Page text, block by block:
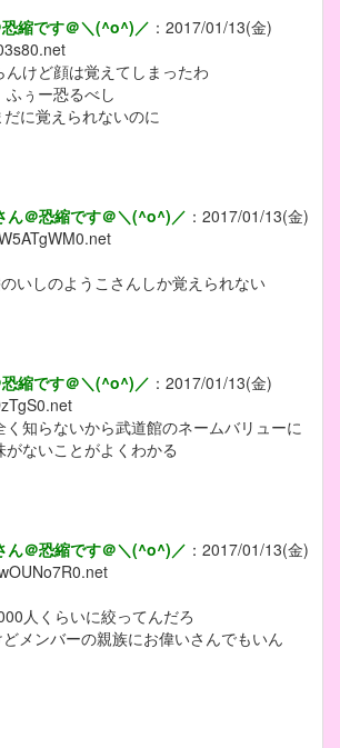
縮です＠＼(^o^)／ ： 2017/01/13(金)
けど顔は覚えてしまったわ
ふぅー恐るべし
に覚えられないのに
ん＠恐縮です＠＼(^o^)／ ： 2017/01/13(金)
いしのようこさんしか覚えられない
縮です＠＼(^o^)／ ： 2017/01/13(金)
知らないから武道館のネームバリューに
ないことがよくわかる
ん＠恐縮です＠＼(^o^)／ ： 2017/01/13(金)
人くらいに絞ってんだろ
メンバーの親族にお偉いさんでもいん